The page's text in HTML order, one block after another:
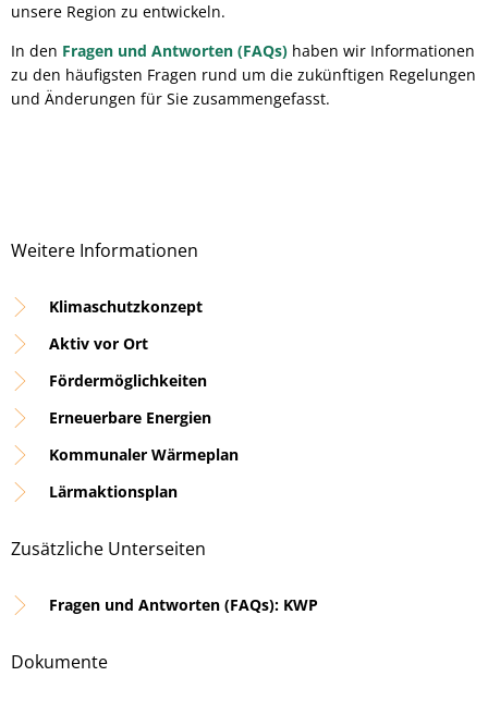
unsere Region zu entwickeln.
In den Fragen und Antworten (FAQs) haben wir Informationen
zu den häufigsten Fragen rund um die zukünftigen Regelungen
und Änderungen für Sie zusammengefasst.
Weitere Informationen
Klimaschutzkonzept
Aktiv vor Ort
Fördermöglichkeiten
Erneuerbare Energien
Kommunaler Wärmeplan
Lärmaktionsplan
Zusätzliche Unterseiten
Fragen und Antworten (FAQs): KWP
Dokumente